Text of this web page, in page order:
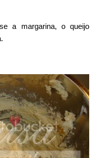
a margarina, o queijo